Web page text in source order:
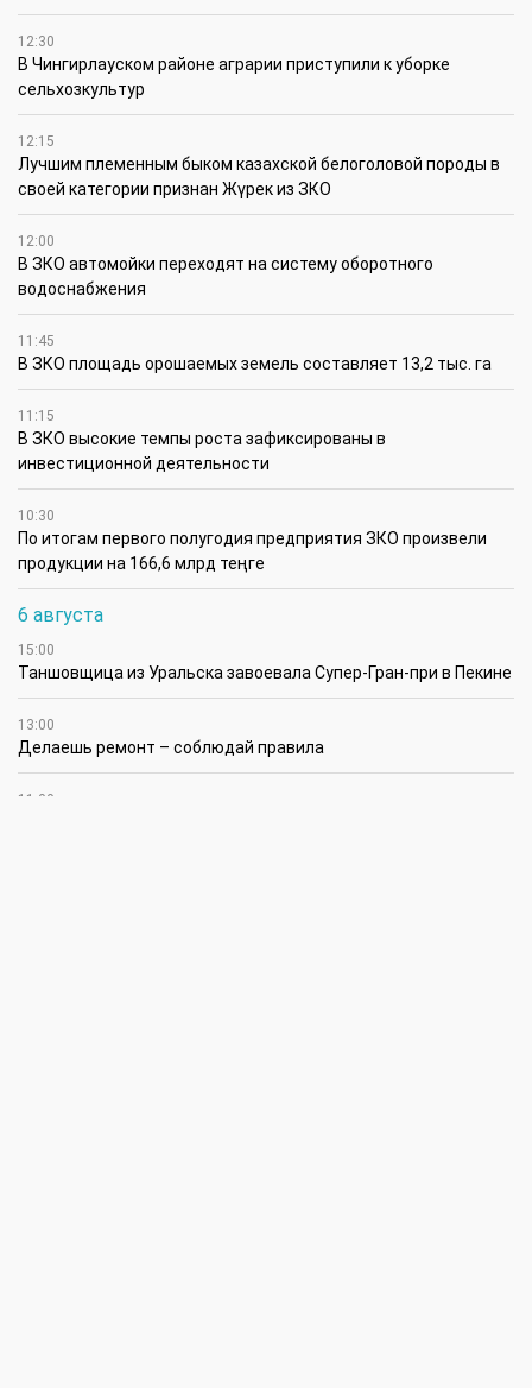
12:30
В Чингирлауском районе аграрии приступили к уборке
сельхозкультур
12:15
Лучшим племенным быком казахской белоголовой породы в
своей категории признан Жүрек из ЗКО
12:00
В ЗКО автомойки переходят на систему оборотного
водоснабжения
11:45
В ЗКО площадь орошаемых земель составляет 13,2 тыс. га
11:15
В ЗКО высокие темпы роста зафиксированы в
инвестиционной деятельности
10:30
По итогам первого полугодия предприятия ЗКО произвели
продукции на 166,6 млрд теңге
6 августа
15:00
Таншовщица из Уральска завоевала Супер-Гран-при в Пекине
13:00
Делаешь ремонт – соблюдай правила
11:00